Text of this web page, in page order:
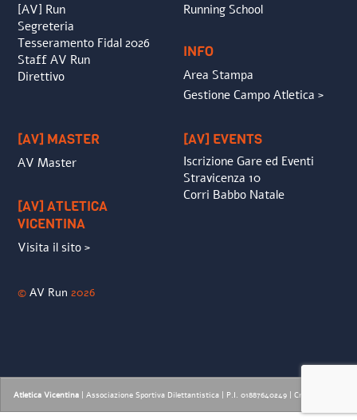
[AV] Run
Segreteria
Tesseramento Fidal 2026
Staff AV Run
Direttivo
Running School
INFO
Area Stampa
Gestione Campo Atletica >
[AV] MASTER
AV Master
[AV] ATLETICA
VICENTINA
Visita il sito >
[AV] EVENTS
Iscrizione Gare ed Eventi
Stravicenza 10
Corri Babbo Natale
©AV Run 2026
Atletica Vicentina | Associazione Sportiva Dilettantistica | P.I. 01887640249 | Credits